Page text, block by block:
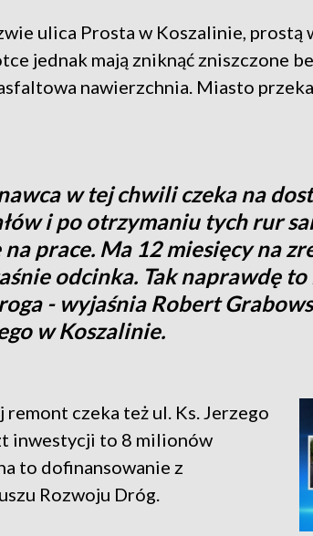
ulica Prosta w Koszalinie, prostą
jednak mają zniknąć zniszczone
nawierzchnia. Miasto
w tej chwili czeka na
i po otrzymaniu tych rur
na prace. Ma 12 miesięcy na
odcinka. Tak naprawdę
- wyjaśnia Robert
w Koszalinie.
czeka też ul. Ks. Jerzego
inwestycji to 8 milionów
to dofinansowanie z
Rozwoju Dróg.